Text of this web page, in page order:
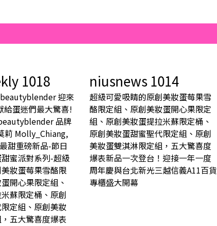
1018
迎來
給蛋迷們最大驚喜!
品牌
莉 Molly_Chiang,
甜重磅新品-節日
蜜派對系列-超級
妝蛋莓果雪酪限
開心果限定組、
蘇限定桶、原創
定組、原創美妝
五大驚喜度爆表
niusnews 1014
超級可愛吸睛的原創美妝蛋莓果雪
酪限定組、原創美妝蛋開心果限定
組、原創美妝蛋提拉米蘇限定桶、
原創美妝蛋甜蜜聖代限定組、原創
美妝蛋雙淇淋限定組，五大驚喜度
爆表新品一次登台！迎接一年一度
周年慶與台北新光三越信義A11百貨
專櫃盛大開幕